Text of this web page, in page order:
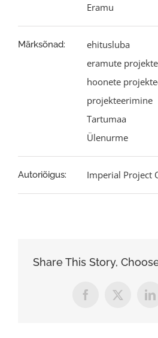
Eramu
Märksõnad:
ehitusluba
eramute
hoonete
projekteerimine
Tartumaa
Ülenurme
Autoriõigus: Imperial Project
Share This Story,
Facebook
X